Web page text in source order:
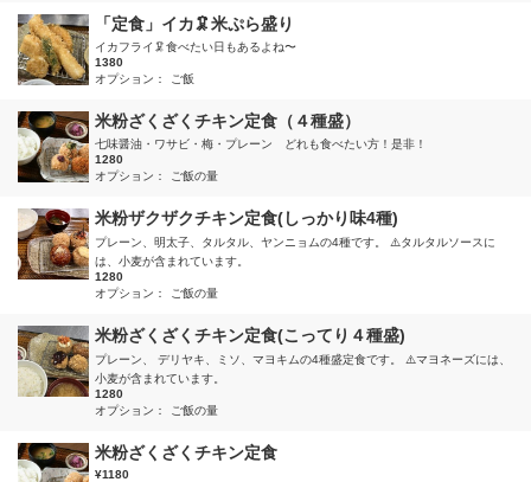
「定食」イカ🦑米ぷら盛り
イカフライ🦑食べたい日もあるよね〜
1380
オプション：
ご飯
米粉ざくざくチキン定食（４種盛）
七味醤油・ワサビ・梅・プレーン どれも食べたい方！是非！
1280
オプション：
ご飯の量
米粉ザクザクチキン定食(しっかり味4種)
プレーン、明太子、タルタル、ヤンニョムの4種です。 ⚠️タルタルソースに
は、小麦が含まれています。
1280
オプション：
ご飯の量
米粉ざくざくチキン定食(こってり４種盛)
プレーン、 デリヤキ、ミソ、マヨキムの4種盛定食です。 ⚠️マヨネーズには、
小麦が含まれています。
1280
オプション：
ご飯の量
米粉ざくざくチキン定食
¥1180